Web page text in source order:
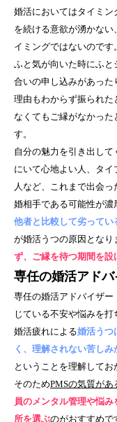
婚活においてはタイミ
を続ける意欲が湧かな
イミングではないのです。
ふと気が向いた時にふ
合いの申し込みがあった
理由もわからず振られ
なくてもご縁がなかった
す。
自分の魅力を引き出し
にいて心地よい人、タ
人など、これまで出会
婚相手である可能性が濃
他者と比較して劣って
が婚活うつの原因となり
ず、ご縁を待つ期間を設
専任の婚活アド
専任の婚活アドバイザ
じている不安や悩みを打
婚活疲れによる婚活うつ
く、理解されない苦し
ということを理解してお
そのためPMSの気質があ
員のメンタル管理や悩
所を選ぶのがおすすめで